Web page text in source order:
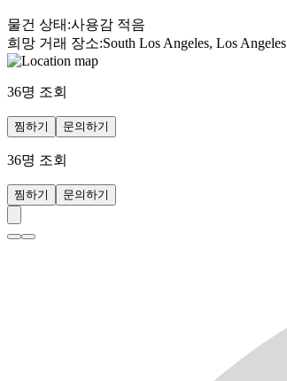
물건 상태 :사용감 적음
희망 거래 장소:South Los Angeles, Los Angeles
36명 조회
찜하기 문의하기
36명 조회
찜하기 문의하기